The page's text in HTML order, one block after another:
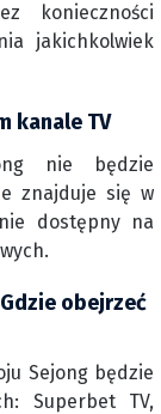
konieczności
jakichkolwiek
kanale TV
nie będzie
znajduje się w
dostępny na
obejrzeć
Sejong będzie
Superbet TV,